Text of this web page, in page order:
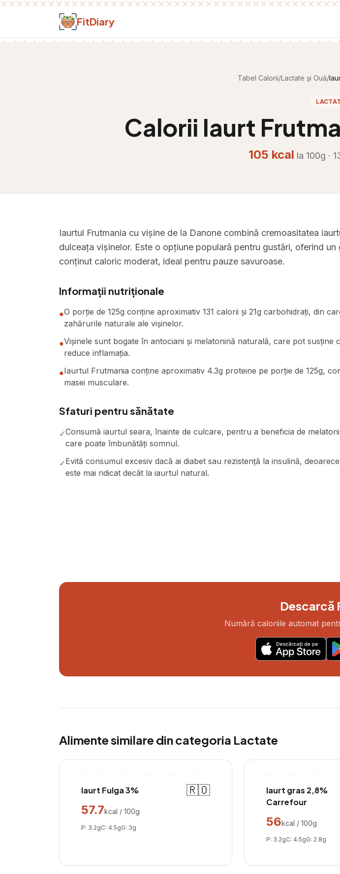
Salt la conținut
FitDiary
Tabel Calorii/Lactate și Ouă/
Calorii Iaurt
105 kcal la 100g ·
Iaurtul Frutmania cu vișine de la Danone combină cremoasitatea
dulceața vișinelor. Este o opțiune populară pentru gustări, oferind un
conținut caloric moderat, ideal pentru pauze savuroase.
Informații nutriționale
●O porție de 125g conține aproximativ 131 calorii și 21g carbohidrați, din
zahărurile naturale ale vișinelor.
●Vișinele sunt bogate în antociani și melatonină naturală, care pot susține
reduce inflamația.
●Iaurtul Frutmania conține aproximativ 4.3g proteine pe porție de 125g,
masei musculare.
Sfaturi pentru sănătate
✓Consumă iaurtul seara, înainte de culcare, pentru a beneficia de
care poate îmbunătăți somnul.
✓Evită consumul excesiv dacă ai diabet sau rezistență la insulină,
este mai ridicat decât la iaurtul natural.
Descarcă
Numără caloriile automat
Alimente similare din categoria Lactate
Iaurt Fulga 3%
🇷🇴
57.7kcal / 100g
P: 3.2gC: 4.5gG: 3g
Iaurt gras 2,8%
Carrefour
56kcal / 100g
P: 3.2gC: 4.5gG: 2.8g